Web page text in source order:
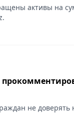
активы на
не доверять